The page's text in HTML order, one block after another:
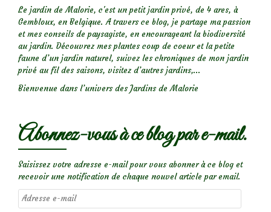
Le jardin de Malorie, c'est un petit jardin privé, de 4 ares, à
Gembloux, en Belgique. A travers ce blog, je partage ma passion
et mes conseils de paysagiste, en encourageant la biodiversité
au jardin. Découvrez mes plantes coup de coeur et la petite
faune d’un jardin naturel, suivez les chroniques de mon jardin
privé au fil des saisons, visitez d’autres jardins,...
Bienvenue dans l’univers des Jardins de Malorie
Abonnez-vous à ce blog par e-mail.
Saisissez votre adresse e-mail pour vous abonner à ce blog et
recevoir une notification de chaque nouvel article par email.
Adresse
e-